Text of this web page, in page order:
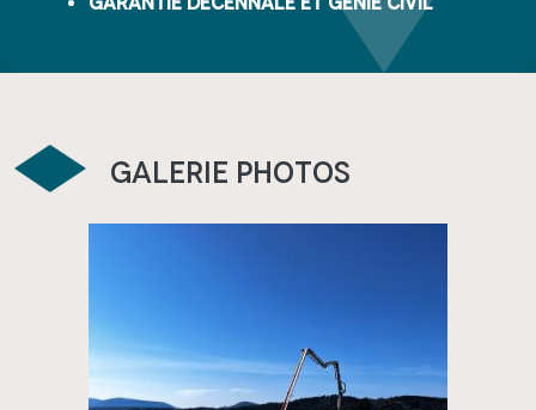
Galerie photos